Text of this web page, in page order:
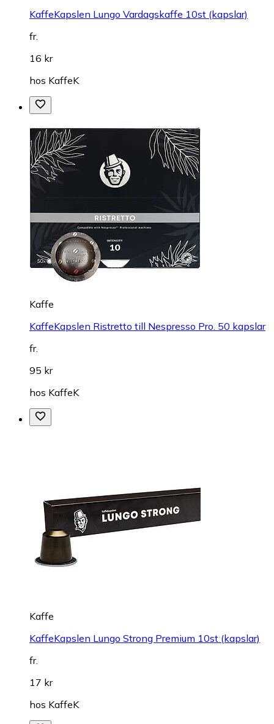
KaffeKapslen Lungo Vardagskaffe 10st (kapslar)
fr.
16 kr
hos KaffeK
Kaffe
KaffeKapslen Ristretto till Nespresso Pro. 50 kapslar
fr.
95 kr
hos KaffeK
Kaffe
KaffeKapslen Lungo Strong Premium 10st (kapslar)
fr.
17 kr
hos KaffeK